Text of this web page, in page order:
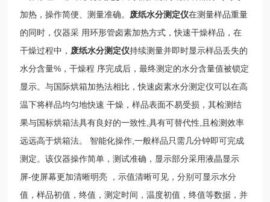
加热，操作简便、测量准确。 废纸水分测定仪在测量样品重量
的同时，仪器采 用环形管卤素加热方式，快速干燥样品，在
干燥过程中， 废纸水分测定仪持续测量并即时显示样品丢失的
水分含量%，干燥程 序完成后，最终测定的水分含量值被锁定
显示。与国际烘箱加热法相比，快速卤素水分测定仪可以在高
温下将样品均匀地快速 干燥，样品表面不易受损，其检测结
果与国标烘箱法具有良好的一致性,具有可替代性,且检测效率
远远高于烘箱法。 智能化操作,一般样品只需几分钟即可完成
测定。该仪器操作简单，测试准确，显示部分采用液晶显示
屏-使屏幕更加清晰明亮 ，示值清晰可见，分别可显示水分
值，样品初值，终值，测定时间，温度初值，终值等数据，并